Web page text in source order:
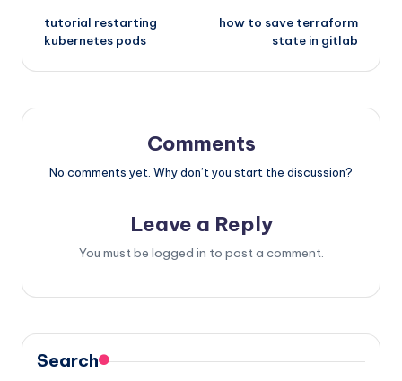
navigation
tutorial restarting
kubernetes pods
how to save terraform
state in gitlab
Comments
No comments yet. Why don’t you start the discussion?
Leave a Reply
You must be logged in to post a comment.
Search